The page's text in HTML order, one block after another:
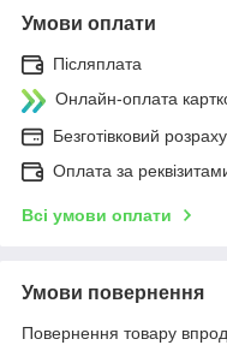
Умови оплати
Післяплата
Онлайн-оплата
Безготівковий
Оплата за
Всі умови оплати
Умови повернення
Повернення товару